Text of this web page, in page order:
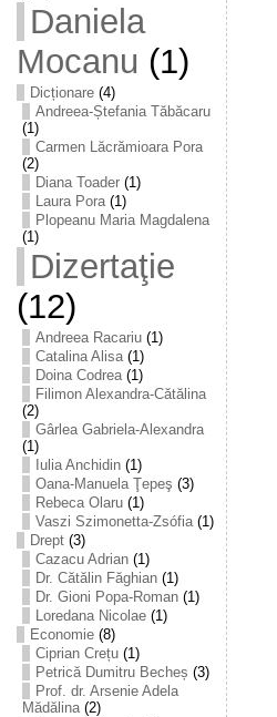
Daniela
Mocanu (1)
Dicționare(4)
Andreea-Ștefania Tăbăcaru
(1)
Carmen Lăcrămioara Pora
(2)
Diana Toader(1)
Laura Pora(1)
Plopeanu Maria Magdalena
(1)
Dizertaţie
(12)
Andreea Racariu(1)
Catalina Alisa(1)
Doina Codrea(1)
Filimon Alexandra-Cătălina
(2)
Gârlea Gabriela-Alexandra
(1)
Iulia Anchidin(1)
Oana-Manuela Ţepeş (3)
Rebeca Olaru(1)
Vaszi Szimonetta-Zsófia(1)
Drept(3)
Cazacu Adrian(1)
Dr. Cătălin Făghian(1)
Dr. Gioni Popa-Roman(1)
Loredana Nicolae(1)
Economie(8)
Ciprian Crețu(1)
Petrică Dumitru Becheș (3)
Prof. dr. Arsenie Adela
Mădălina(2)